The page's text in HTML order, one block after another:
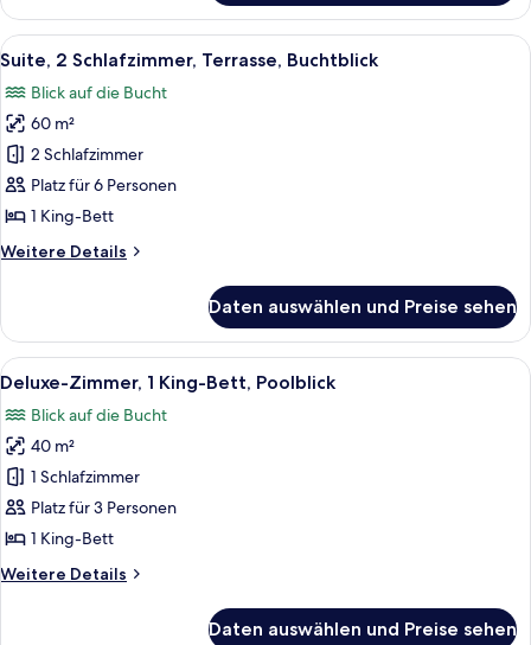
Zimmer,
2 Einzelbetten
Alle
Fotos
für
Suite,
2 Schlafzimmer,
Terrasse,
Buchtblick
Ein modernes Hotelzimmer mit
8
Suite, 2 Schlafzimmer, Terrasse, Buchtblick
Blick auf die Bucht
60 m²
2 Schlafzimmer
Platz für 6 Personen
1 King-Bett
Weitere Details
Weitere
2 Schlafzimmer,
Terrasse,
Buchtblick
Daten auswählen und Preise sehen
Alle
Fotos
für
Deluxe-
Zimmer,
1 King-
Bett,
anzeigen
Ein modernes Hotelzimmer mit
5
Deluxe-Zimmer, 1 King-Bett, Poolblick
Blick auf die Bucht
40 m²
1 Schlafzimmer
Platz für 3 Personen
1 King-Bett
Weitere Details
Weitere
Daten auswählen und Preise sehen